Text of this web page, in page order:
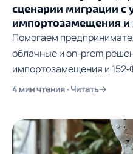
сценарии миграции с
импортозамещения
Помогаем
облачные и on‑prem
импортозамещения и
понятный прайсинг,
4 мин чтения · Читать